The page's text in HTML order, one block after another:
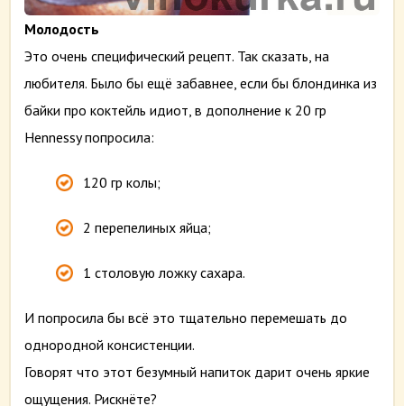
Молодость
Это очень специфический рецепт. Так сказать, на
любителя. Было бы ещё забавнее, если бы блондинка из
байки про коктейль идиот, в дополнение к 20 гр
Hennessy попросила:
120 гр колы;
2 перепелиных яйца;
1 столовую ложку сахара.
И попросила бы всё это тщательно перемешать до
однородной консистенции.
Говорят что этот безумный напиток дарит очень яркие
ощущения. Рискнёте?